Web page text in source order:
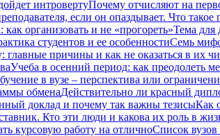
интровертуПочему отчисляют на
если он опаздывает. Что
как организовать и не «прогореть»Тема для
студентов и ее особенностиСемь
главные причины и как не оказаться в их
Учеба в осенний период: как преодолеть
в вузе – перспектива или
обменаДействительно ли красный
доклад и почему так важны тезисыКак
Кто эти люди и какова их роль в
курсовую работу на отличноСписок